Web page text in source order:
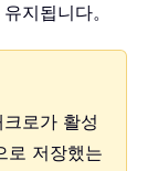
지됩니다。
크로가 활성
로 저장했는